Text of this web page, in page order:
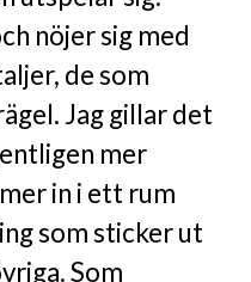
nöjer sig med
de som
Jag gillar det
mer
in i ett rum
som sticker ut
Som